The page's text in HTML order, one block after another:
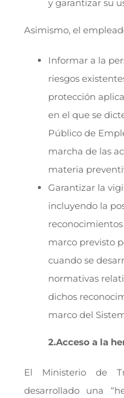
y garantizar su
Asimismo, el
Informar a la
riesgos
protección
en el que se
Público de
marcha de las
materia
Garantizar la
incluyendo la
marco previsto
cuando se
normativas
dichos
marco del
2.Acceso a la
El Ministerio de
desarrollado una